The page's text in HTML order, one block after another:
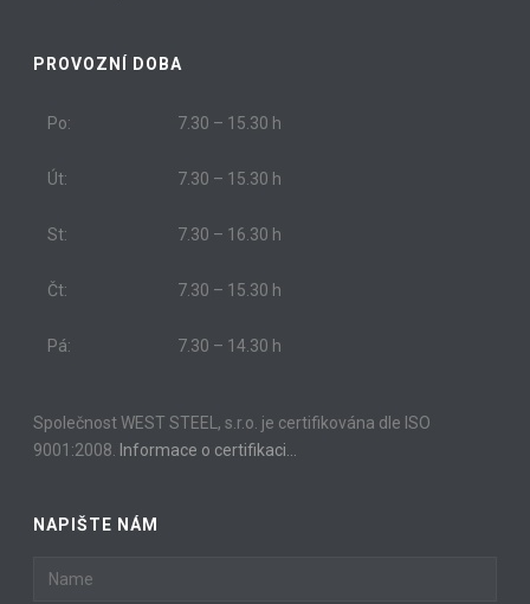
PROVOZNÍ DOBA
Po: 7.30 – 15.30 h
Út: 7.30 – 15.30 h
St: 7.30 – 16.30 h
Čt: 7.30 – 15.30 h
Pá: 7.30 – 14.30 h
Společnost WEST STEEL, s.r.o. je certifikována dle ISO
9001:2008. Informace o certifikaci…
NAPIŠTE NÁM